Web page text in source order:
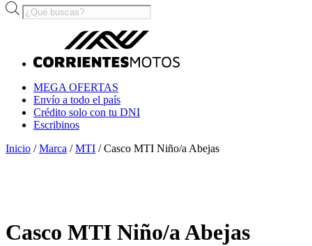
Búsqueda
de
MEGA OFERTAS
Envío a todo el país
Crédito solo con tu DNI
Escribinos
Inicio /Marca /MTI / Casco MTI Niño/a Abejas
Casco MTI Niño/a Abejas